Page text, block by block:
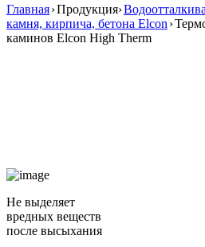
Главная›Продукция›
камня, кирпича, бетона Elcon ›
каминов Elcon High Therm
Не выделяет
вредных веществ
после высыхания